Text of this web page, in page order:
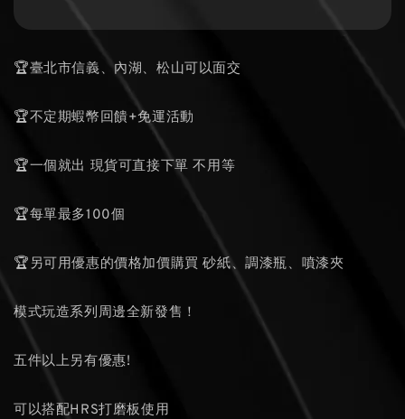
🏆臺北市信義、內湖、松山可以面交
🏆不定期蝦幣回饋+免運活動
🏆一個就出 現貨可直接下單 不用等
🏆每單最多100個
🏆另可用優惠的價格加價購買 砂紙、調漆瓶、噴漆夾
模式玩造系列周邊全新發售！
五件以上另有優惠!
可以搭配HRS打磨板使用